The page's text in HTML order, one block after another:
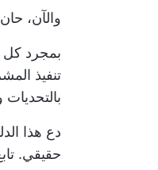
والآن،
بمجرد
دع هذا
حقيقي.